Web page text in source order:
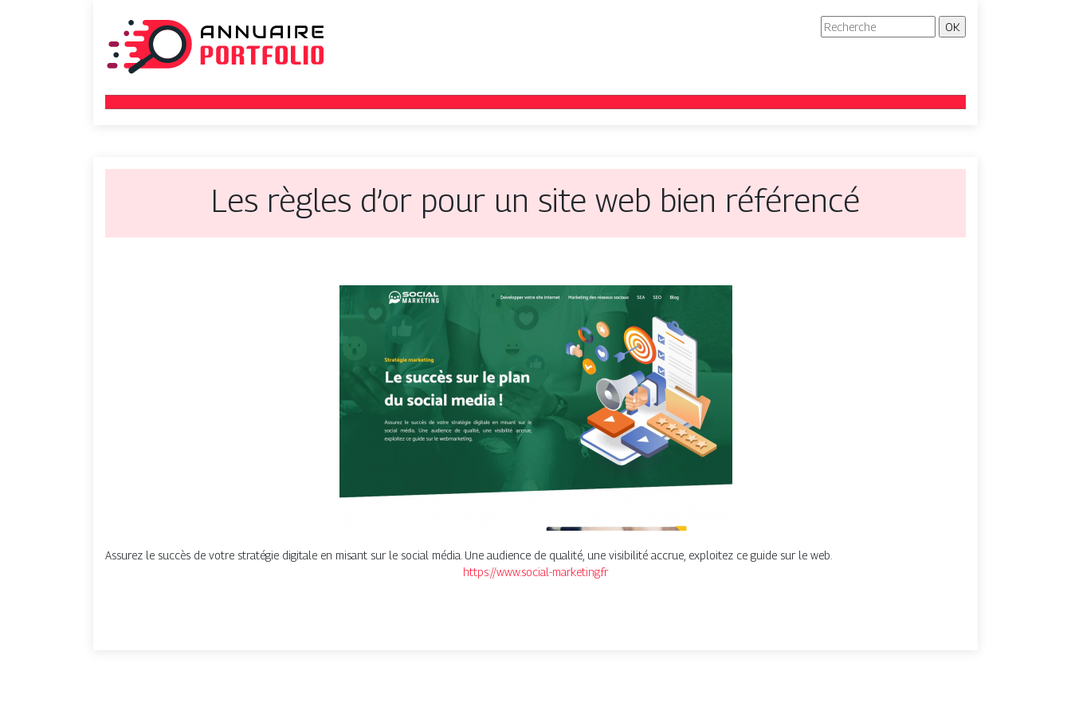
Les règles d’or pour un site web bien référencé
Assurez le succès de votre stratégie digitale en misant sur le social média. Une audience de qualité, une visibilité accrue, exploitez ce guide sur le web.
https://www.social-marketing.fr